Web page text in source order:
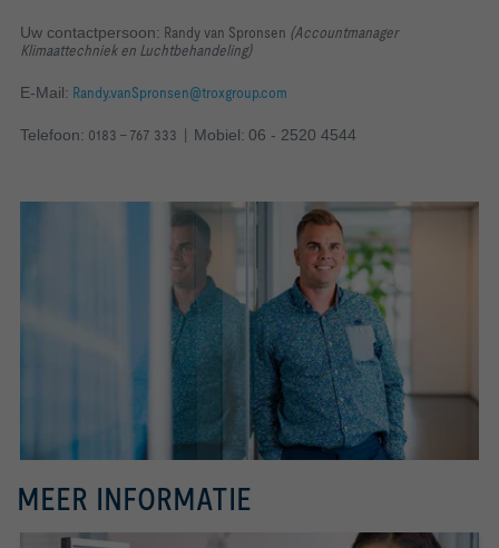
Uw contactpersoon: Randy van Spronsen (Accountmanager
Klimaattechniek en Luchtbehandeling)
E-Mail: Randy.vanSpronsen@troxgroup.com
Telefoon: 0183 - 767 333 | Mobiel: 06 - 2520 4544
MEER INFORMATIE